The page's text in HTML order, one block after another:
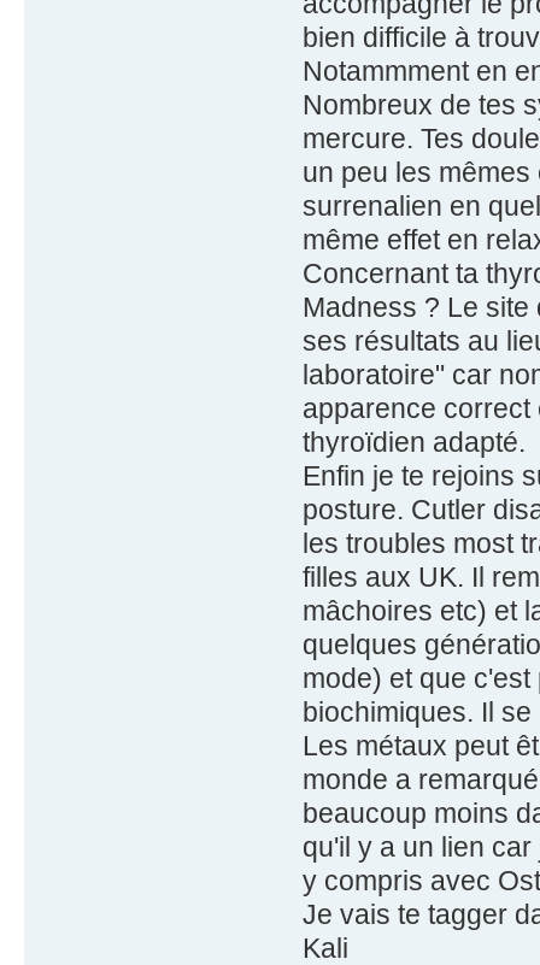
bien difficile à
Notammment en
Nombreux de tes
mercure. Tes
un peu les
surrenalien en
même effet en
Concernant ta
Madness ? Le
ses résultats au
laboratoire" car
apparence correct
thyroïdien adapté.
Enfin je te rejoins
posture. Cutler
les troubles most
filles aux UK. Il
mâchoires etc) et
quelques
mode) et que
biochimiques. Il
Les métaux peut
monde a
beaucoup moins
qu'il y a un lien
y compris avec
Je vais te tagger
Kali